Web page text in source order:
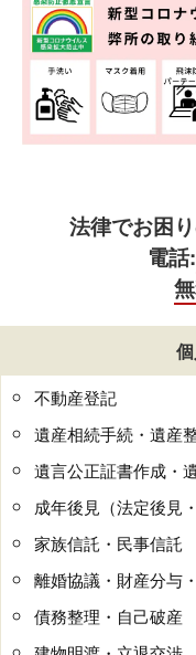
法律でお困
電話:
不動産登記
遺産相続手続・遺産
遺言公正証書作成・
成年後見（法定後見
家族信託・民事信託
離婚協議・財産分与
債務整理・自己破産